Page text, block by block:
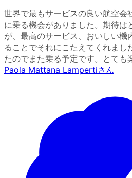
世界で最もサービスの良い航空会
に乗る機会がありました。期待は
が、最高のサービス、おいしい機
ることでそれにこたえてくれまし
たのでまた乗る予定です。とても
Paola Mattana Lampertiさん